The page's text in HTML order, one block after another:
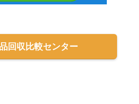
回収比較センター